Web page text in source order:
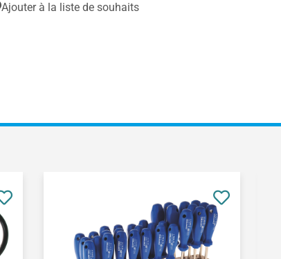
Ajouter à la liste de souhaits